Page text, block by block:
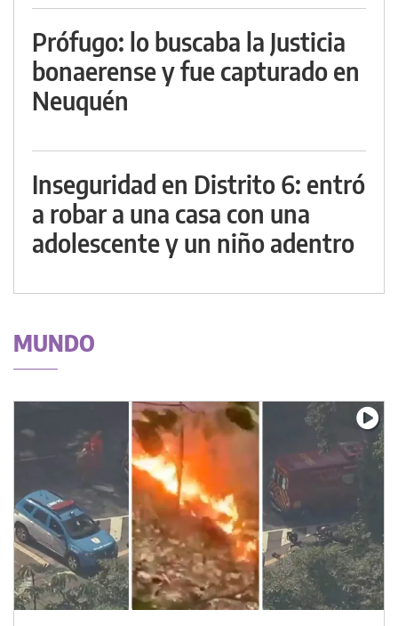
Prófugo: lo buscaba la Justicia
bonaerense y fue capturado en
Neuquén
Inseguridad en Distrito 6: entró
a robar a una casa con una
adolescente y un niño adentro
MUNDO